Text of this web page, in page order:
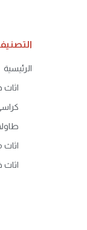
الرئيسية
اثاث
اثاث
اثاث